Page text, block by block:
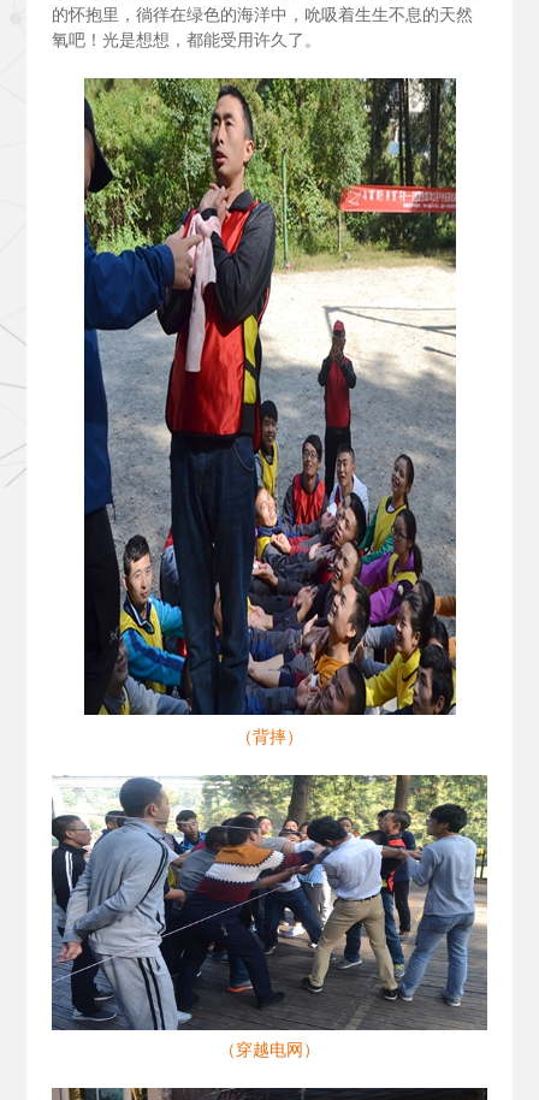
的怀抱里，徜徉在绿色的海洋中，吮吸着生生不息的天然
氧吧！光是想想，都能受用许久了。
（背摔）
（穿越电网）